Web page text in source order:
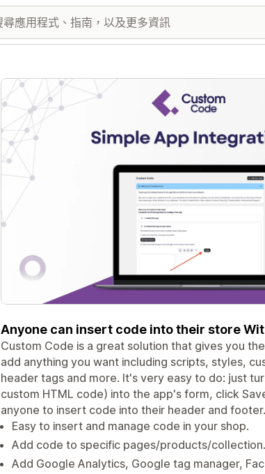
主要圖片圖庫
Anyone can insert code into their store
Custom Code is a great solution that gives you
add anything you want including scripts, styles,
header tags and more. It's very easy to do: just
custom HTML code) into the app's form, click
anyone to insert code into their header and footer.
Easy to insert and manage code in your shop.
Add code to specific pages/products/collection.
Add Google Analytics, Google tag manager,